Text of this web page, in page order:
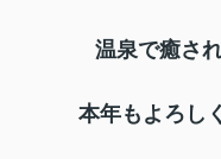
温泉で癒さ
本年もよろし